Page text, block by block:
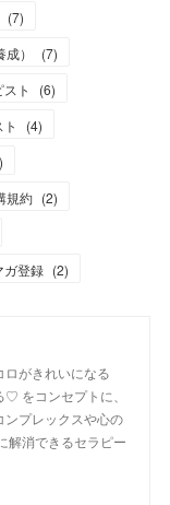
(7)
） (7)
ト (6)
(4)
)
規約 (2)
ガ登録 (2)
がきれいになる
コンセプトに、
ンプレックスや心の
解消できるセラピー